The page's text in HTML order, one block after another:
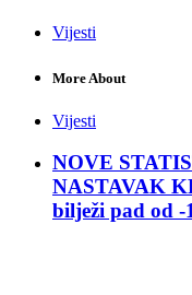
Vijesti
More About
Vijesti
NOVE
NASTAVAK
bilježi pad od -